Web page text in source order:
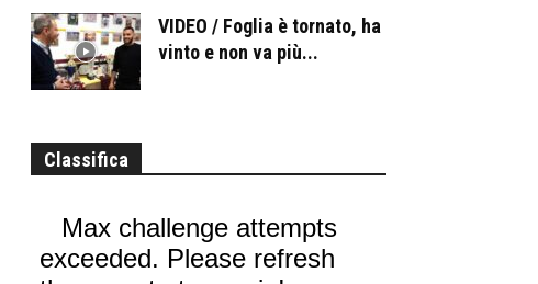
VIDEO / Foglia è tornato, ha
vinto e non va più...
Classifica